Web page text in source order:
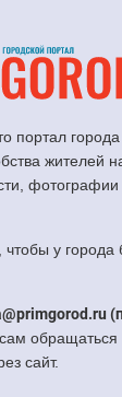
портал
жителей
у города
обращаться
сайт.